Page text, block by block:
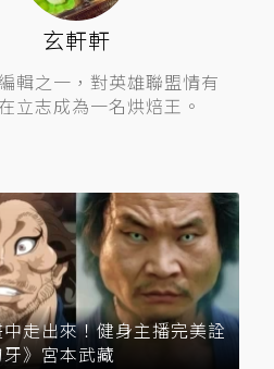
玄軒軒
輯之一，對英雄聯盟情有
立志成為一名烘焙王。
走出來！健身主播完美詮
》宮本武藏